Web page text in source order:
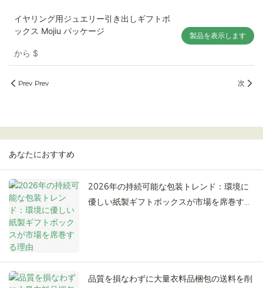
イヤリング用ジュエリー引き出しギフトボ
ックス Mojiu パッケージ
から $
製品を表示します
Prev Prev 次
あなたにおすすめ
2026年の持続可能な包装トレンド：環境に
優しい紙製ギフトボックスが市場を席巻する
品質を損なわずに大量衣料品梱包の送料を削